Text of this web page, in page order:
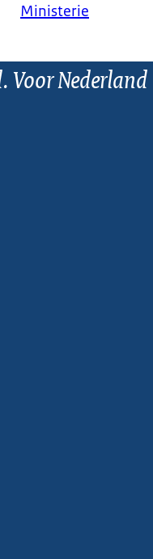
Ministerie
Voor Nederland